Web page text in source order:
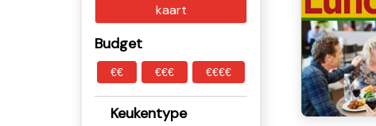
kaart
Budget
€€ €€€ €€€€
Keukentype